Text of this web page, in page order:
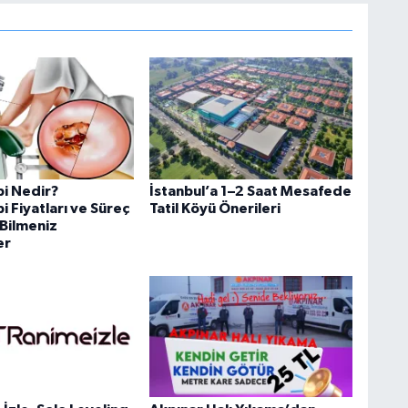
Nedir?
Fiyatları ve Süreç
İstanbul’a 1–2 Saat Mesafede
Tatil Köyü Önerileri